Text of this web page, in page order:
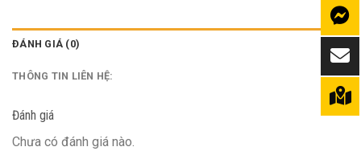
ĐÁNH GIÁ (0)
THÔNG TIN LIÊN HỆ:
Đánh giá
Chưa có đánh giá nào.